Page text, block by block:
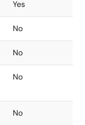
Yes
No
No
No
No